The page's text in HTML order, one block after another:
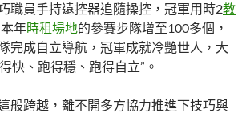
職員手持遠控器追隨操控，冠軍用時2教
年時租場地的參賽步隊增至100多個，
完成自立導航，冠軍成就冷艷世人，大
快、跑得穩、跑得自立”。
般跨越，離不開多方協力推進下技巧與